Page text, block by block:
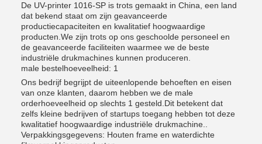
De UV-printer 1016-SP is trots gemaakt in China, een land
dat bekend staat om zijn geavanceerde
productiecapaciteiten en kwalitatief hoogwaardige
producten.We zijn trots op ons geschoolde personeel en
de geavanceerde faciliteiten waarmee we de beste
industriële drukmachines kunnen produceren.
male bestelhoeveelheid: 1
Ons bedrijf begrijpt de uiteenlopende behoeften en eisen
van onze klanten, daarom hebben we de male
orderhoeveelheid op slechts 1 gesteld.Dit betekent dat
zelfs kleine bedrijven of startups toegang hebben tot deze
kwalitatief hoogwaardige industriële drukmachine..
Verpakkingsgegevens: Houten frame en waterdichte